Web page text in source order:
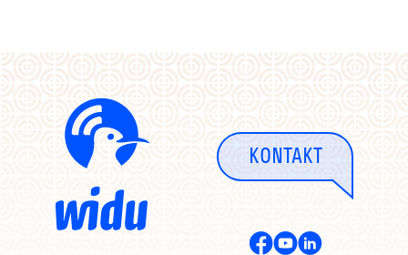
KONTAKT